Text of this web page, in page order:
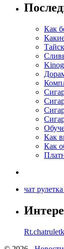
Как
Как
Как
чат